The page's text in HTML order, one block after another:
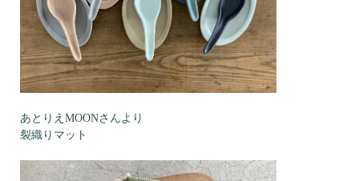
あとりえMOONさんより
裂織りマット